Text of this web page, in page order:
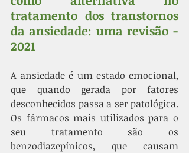
tratamento dos transtornos
da ansiedade: uma revisão -
2021
A ansiedade é um estado emocional,
que quando gerada por fatores
desconhecidos passa a ser patológica.
Os fármacos mais utilizados para o
seu tratamento são os
benzodiazepínicos, que causam